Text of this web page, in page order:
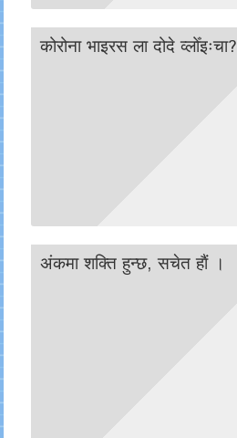
कोरोना भाइरस ला दोदे व्लोँइःचा?
अंकमा शक्ति हुन्छ, सचेत हाैं ।